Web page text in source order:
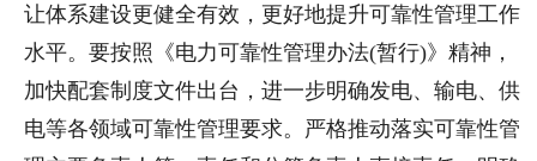
让体系建设更健全有效，更好地提升可靠性管理工作
水平。要按照《电力可靠性管理办法(暂行)》精神，
加快配套制度文件出台，进一步明确发电、输电、供
电等各领域可靠性管理要求。严格推动落实可靠性管